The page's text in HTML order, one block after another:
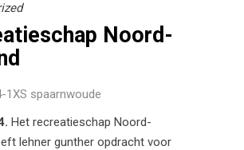
Noord-
Het recreatieschap Noord-
lehner gunther opdracht voor